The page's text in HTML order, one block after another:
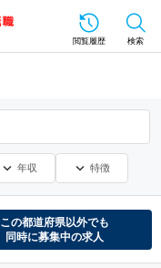
閲覧履歴 検索
年収 特徴
この都道府県以外でも
同時に募集中の求人